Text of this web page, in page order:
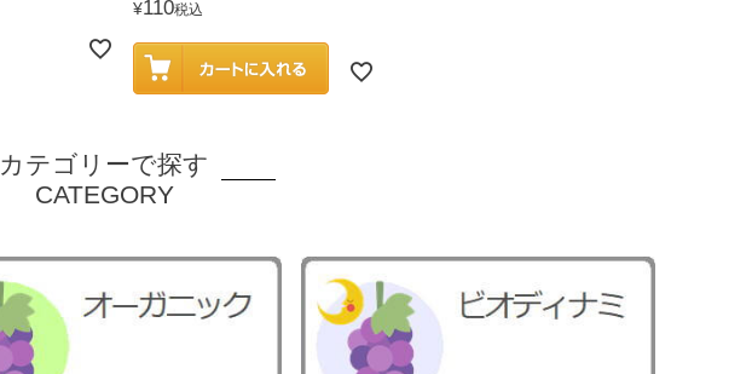
¥110税込
カテゴリーで探す
CATEGORY